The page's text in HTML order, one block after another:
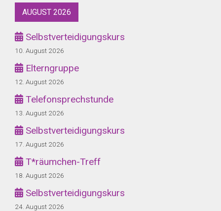
AUGUST 2026
Selbstverteidigungskurs
10. August 2026
Elterngruppe
12. August 2026
Telefonsprechstunde
13. August 2026
Selbstverteidigungskurs
17. August 2026
T*räumchen-Treff
18. August 2026
Selbstverteidigungskurs
24. August 2026